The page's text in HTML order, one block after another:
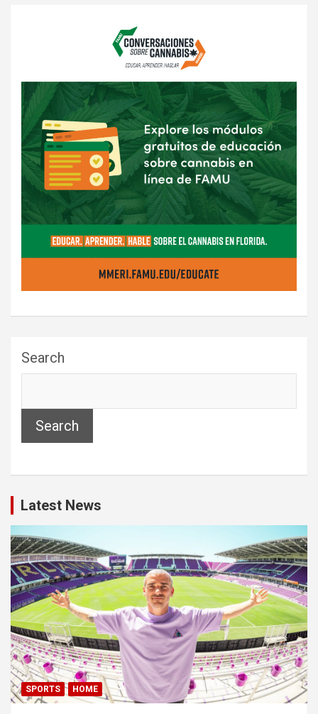
Search
Search
Latest News
SPORTS HOME